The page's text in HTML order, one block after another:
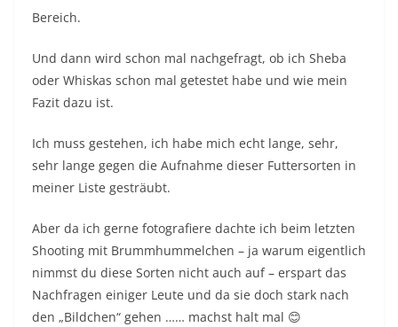
Bereich.
Und dann wird schon mal nachgefragt, ob ich Sheba
oder Whiskas schon mal getestet habe und wie mein
Fazit dazu ist.
Ich muss gestehen, ich habe mich echt lange, sehr,
sehr lange gegen die Aufnahme dieser Futtersorten in
meiner Liste gesträubt.
Aber da ich gerne fotografiere dachte ich beim letzten
Shooting mit Brummhummelchen – ja warum eigentlich
nimmst du diese Sorten nicht auch auf – erspart das
Nachfragen einiger Leute und da sie doch stark nach
den „Bildchen“ gehen …… machst halt mal 😊